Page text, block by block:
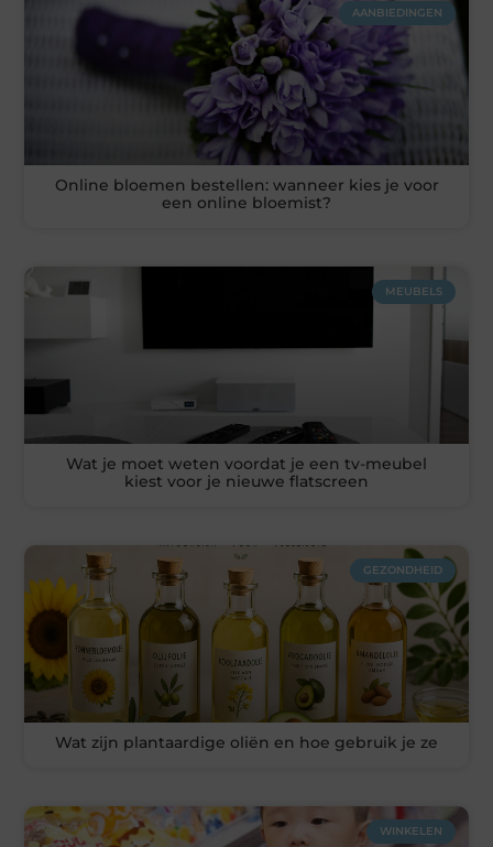
AANBIEDINGEN
Online bloemen bestellen: wanneer kies je voor
een online bloemist?
MEUBELS
Wat je moet weten voordat je een tv-meubel
kiest voor je nieuwe flatscreen
GEZONDHEID
Wat zijn plantaardige oliën en hoe gebruik je ze
WINKELEN